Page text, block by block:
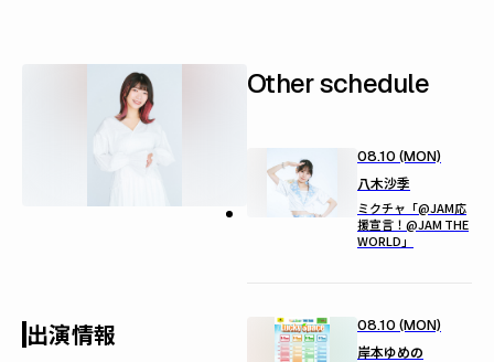
出演情報
Other schedule
08.10 (MON)
八木沙季
ミクチャ「@JAM応
援宣言！@JAM THE
WORLD」
08.10 (MON)
岸本ゆめの